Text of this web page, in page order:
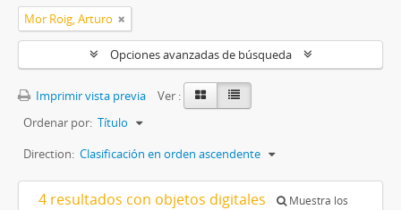
Mor Roig, Arturo
Opciones avanzadas de búsqueda
Imprimir vista previa
Ver :
Ordenar por: Título
Direction: Clasificación en orden ascendente
4 resultados con objetos digitales
Muestra los